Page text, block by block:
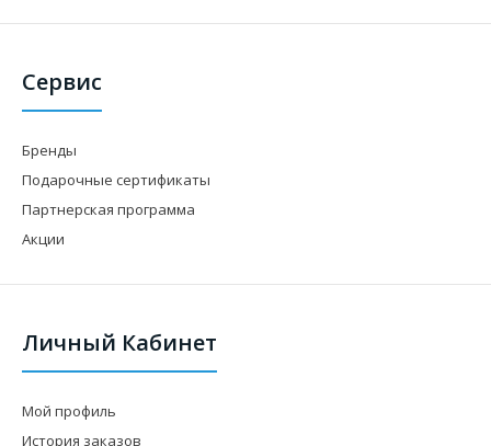
Сервис
Бренды
Подарочные сертификаты
Партнерская программа
Акции
Личный Кабинет
Мой профиль
История заказов